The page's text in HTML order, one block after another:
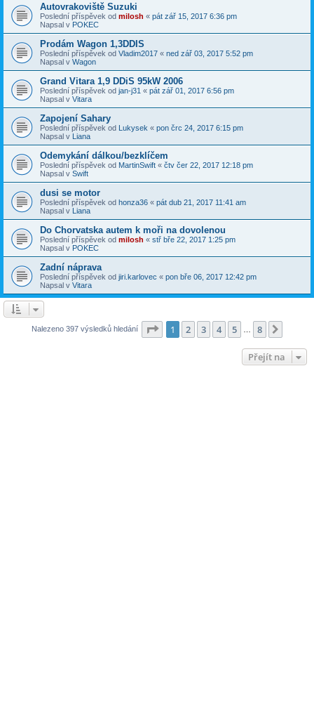
Autovrakoviště Suzuki
Poslední příspěvek od milosh « pát zář 15, 2017 6:36 pm
Napsal v POKEC
Prodám Wagon 1,3DDIS
Poslední příspěvek od Vladim2017 « ned zář 03, 2017 5:52 pm
Napsal v Wagon
Grand Vitara 1,9 DDiS 95kW 2006
Poslední příspěvek od jan-j31 « pát zář 01, 2017 6:56 pm
Napsal v Vitara
Zapojení Sahary
Poslední příspěvek od Lukysek « pon črc 24, 2017 6:15 pm
Napsal v Liana
Odemykání dálkou/bezklíčem
Poslední příspěvek od MartinSwift « čtv čer 22, 2017 12:18 pm
Napsal v Swift
dusi se motor
Poslední příspěvek od honza36 « pát dub 21, 2017 11:41 am
Napsal v Liana
Do Chorvatska autem k moři na dovolenou
Poslední příspěvek od milosh « stř bře 22, 2017 1:25 pm
Napsal v POKEC
Zadní náprava
Poslední příspěvek od jiri.karlovec « pon bře 06, 2017 12:42 pm
Napsal v Vitara
Nalezeno 397 výsledků hledání Stránka z
1 2 3 4 5 8
Přejít na